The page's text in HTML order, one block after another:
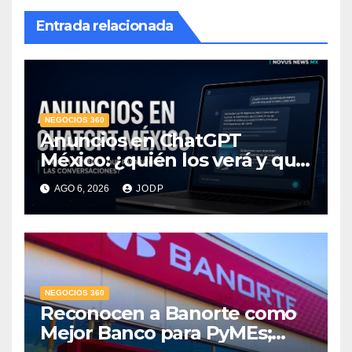
Entrada relacionada
NEGOCIOS 360
Anuncios en ChatGPT
México: ¿quién los verá y qué
pasará con las
conversaciones?
AGO 6, 2026 JODP
NEGOCIOS 360
Reconocen a Banorte como
Mejor Banco para PyMEs;